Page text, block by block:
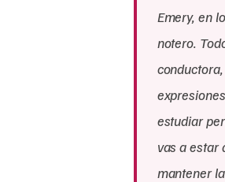
Emery, en
notero.
estudiar
vas a estar
mantener